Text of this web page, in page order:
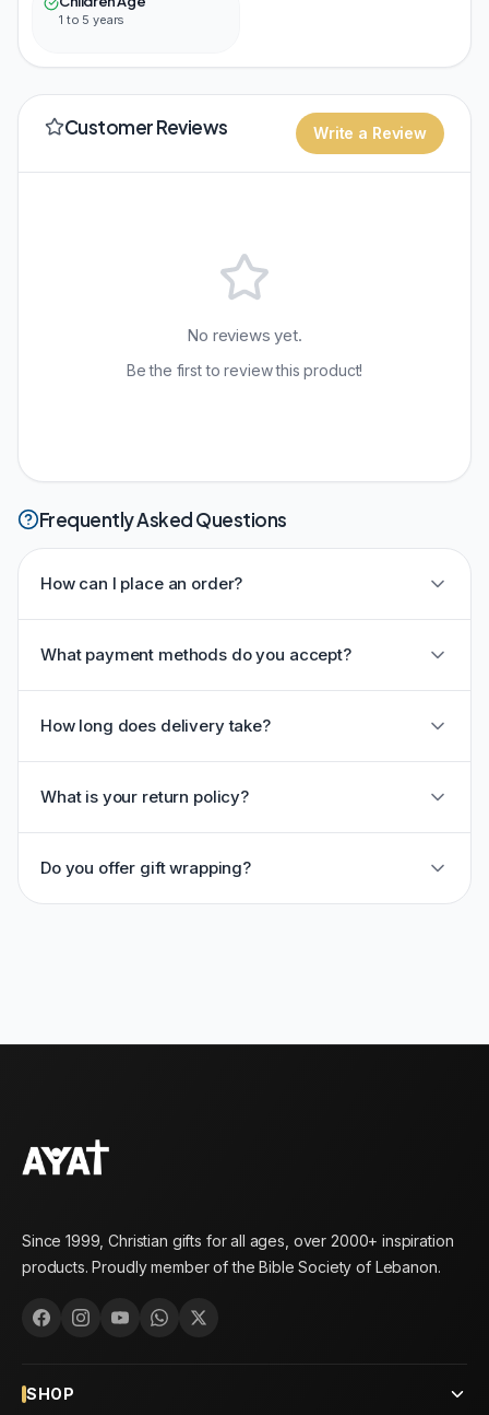
1 to 5 years
Customer Reviews Write a Review
No reviews yet.
Be the first to review this product!
Frequently Asked Questions
How can I place an order?
What payment methods do you accept?
How long does delivery take?
What is your return policy?
Do you offer gift wrapping?
Since 1999, Christian gifts for all ages, over 2000+ inspiration
products. Proudly member of the Bible Society of Lebanon.
SHOP